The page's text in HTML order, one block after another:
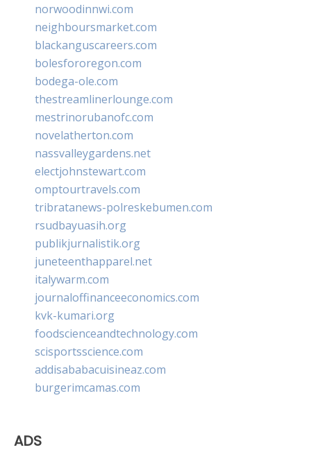
norwoodinnwi.com
neighboursmarket.com
blackanguscareers.com
bolesfororegon.com
bodega-ole.com
thestreamlinerlounge.com
mestrinorubanofc.com
novelatherton.com
nassvalleygardens.net
electjohnstewart.com
omptourtravels.com
tribratanews-polreskebumen.com
rsudbayuasih.org
publikjurnalistik.org
juneteenthapparel.net
italywarm.com
journaloffinanceeconomics.com
kvk-kumari.org
foodscienceandtechnology.com
scisportsscience.com
addisababacuisineaz.com
burgerimcamas.com
ADS